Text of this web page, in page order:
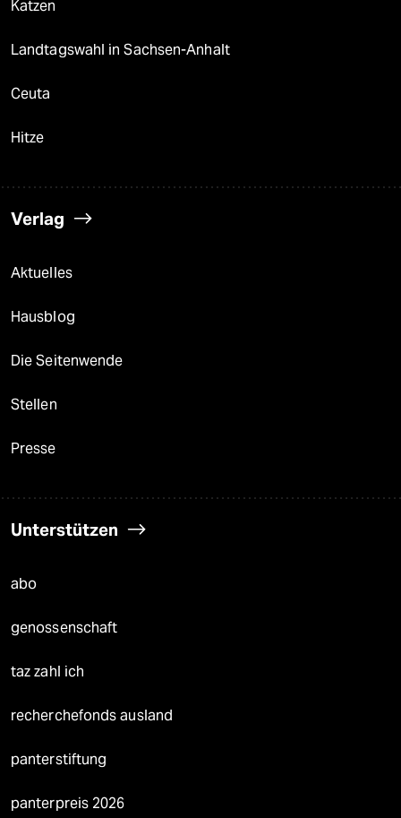
Katzen
Landtagswahl in Sachsen-Anhalt
Ceuta
Hitze
Verlag
Aktuelles
Hausblog
Die Seitenwende
Stellen
Presse
Unterstützen
abo
genossenschaft
taz zahl ich
recherchefonds ausland
panterstiftung
panterpreis 2026